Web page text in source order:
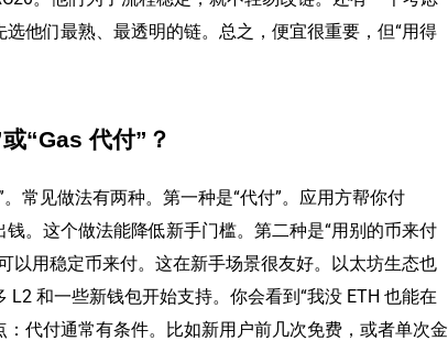
选他们最熟、最透明的链。总之，便宜很重要，但“用得
“Gas 代付”？
常见做法有两种。第一种是“代付”。应用方帮你付
。这个做法能降低新手门槛。第二种是“用别的币来付
以用稳定币来付。这在新手场景很友好。以太坊生态也
L2 和一些新钱包开始支持。你会看到“我没 ETH 也能在
：代付通常有条件。比如新用户前几次免费，或者单次金